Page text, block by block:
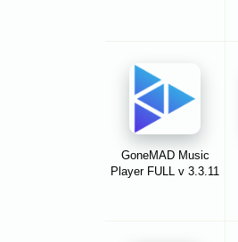
GoneMAD Music
Player FULL v 3.3.11